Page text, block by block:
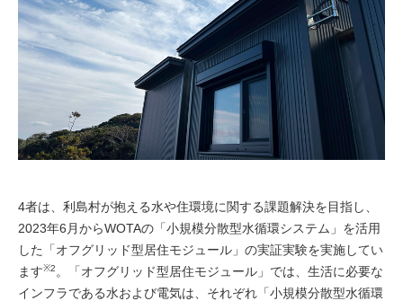
4者は、利島村が抱える水や住環境に関する課題解決を目指し、
2023年6月からWOTAの「小規模分散型水循環システム」を活用
した「オフグリッド型居住モジュール」の実証実験を実施してい
ます※2 。「オフグリッド型居住モジュール」では、生活に必要な
インフラである水および電気は、それぞれ「小規模分散型水循環